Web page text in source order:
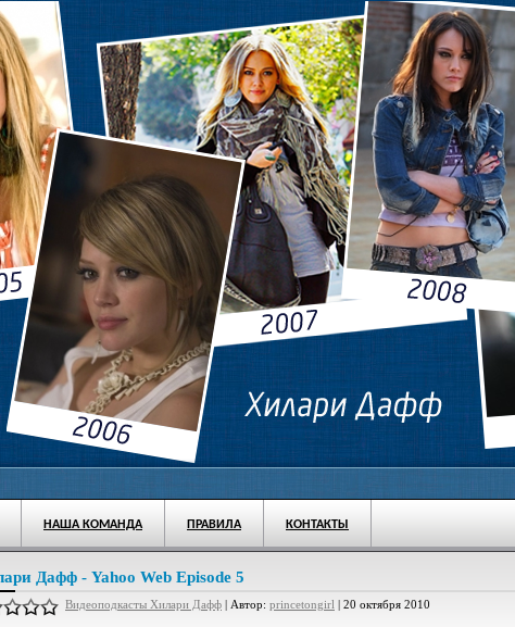
НАША КОМАНДА ПРАВИЛА КОНТАКТЫ
Дафф - Yahoo Web Episode 5
Видеоподкасты Хилари Дафф | Автор: princetongirl | 20 октября 2010